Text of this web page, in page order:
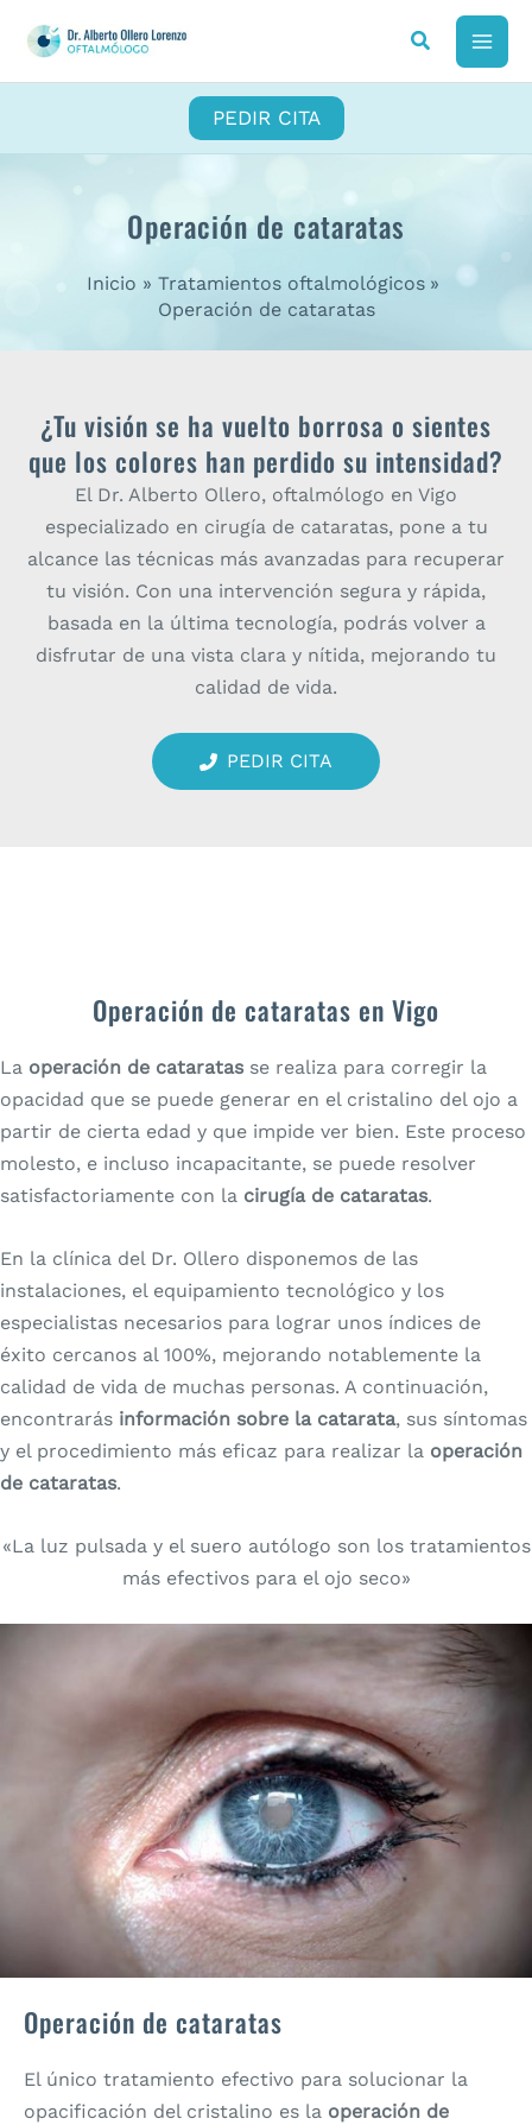
contenido
PEDIR CITA
Operación de cataratas
Inicio
Tratamientos oftalmológicos
Operación de cataratas
¿Tu visión se ha vuelto borrosa o sientes
que los colores han perdido su intensidad?
El Dr. Alberto Ollero, oftalmólogo en Vigo
especializado en cirugía de cataratas, pone a tu
alcance las técnicas más avanzadas para recuperar
tu visión. Con una intervención segura y rápida,
basada en la última tecnología, podrás volver a
disfrutar de una vista clara y nítida, mejorando tu
calidad de vida.
PEDIR CITA
Operación de cataratas en Vigo
La operación de cataratasse realiza para corregir la
opacidad que se puede generar en el cristalino del ojo a
partir de cierta edad y que impide ver bien. Este proceso
molesto, e incluso incapacitante, se puede resolver
satisfactoriamente con la cirugía de cataratas.
En la clínica del Dr. Ollero disponemos de las
instalaciones, el equipamiento tecnológico y los
especialistas necesarios para lograr unos índices de
éxito cercanos al 100%, mejorando notablemente la
calidad de vida de muchas personas. A continuación,
encontrarás información sobre la catarata, sus síntomas
y el procedimiento más eficaz para realizar la operación
de cataratas.
«La luz pulsada y el suero autólogo son los tratamientos
más efectivos para el ojo seco»
Operación de cataratas
El único tratamiento efectivo para solucionar la
opacificación del cristalino es la operación de